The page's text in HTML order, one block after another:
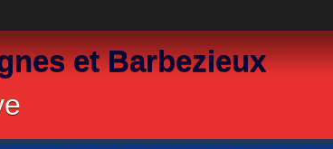
et Barbezieux